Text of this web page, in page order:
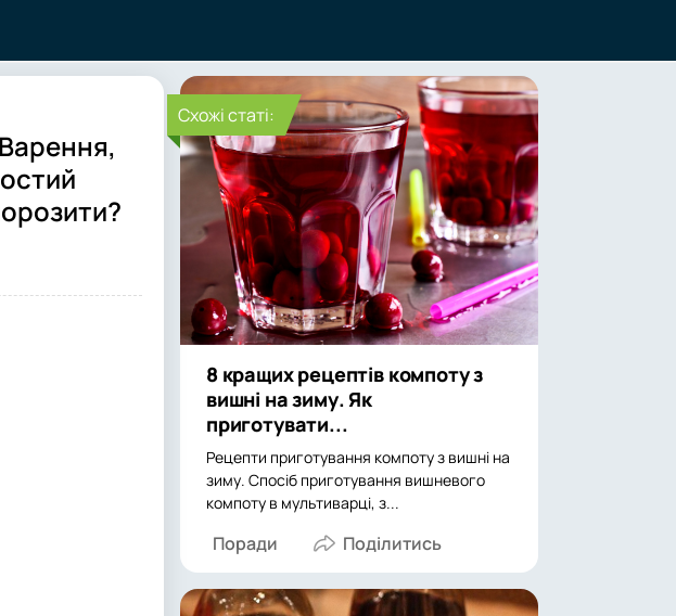
Cхожі статі:
8 кращих рецептів компоту з
вишні на зиму. Як
приготувати...
Рецепти приготування компоту з вишні на
зиму. Спосіб приготування вишневого
компоту в мультиварці, з...
Поради